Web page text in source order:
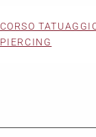
CORSO
PIERCING